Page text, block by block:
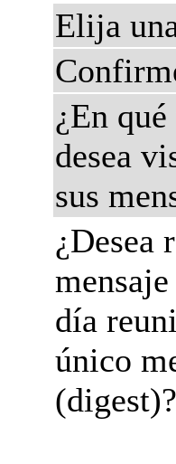
Elija
¿En
desea
sus
¿Desea
día
único
(digest)?